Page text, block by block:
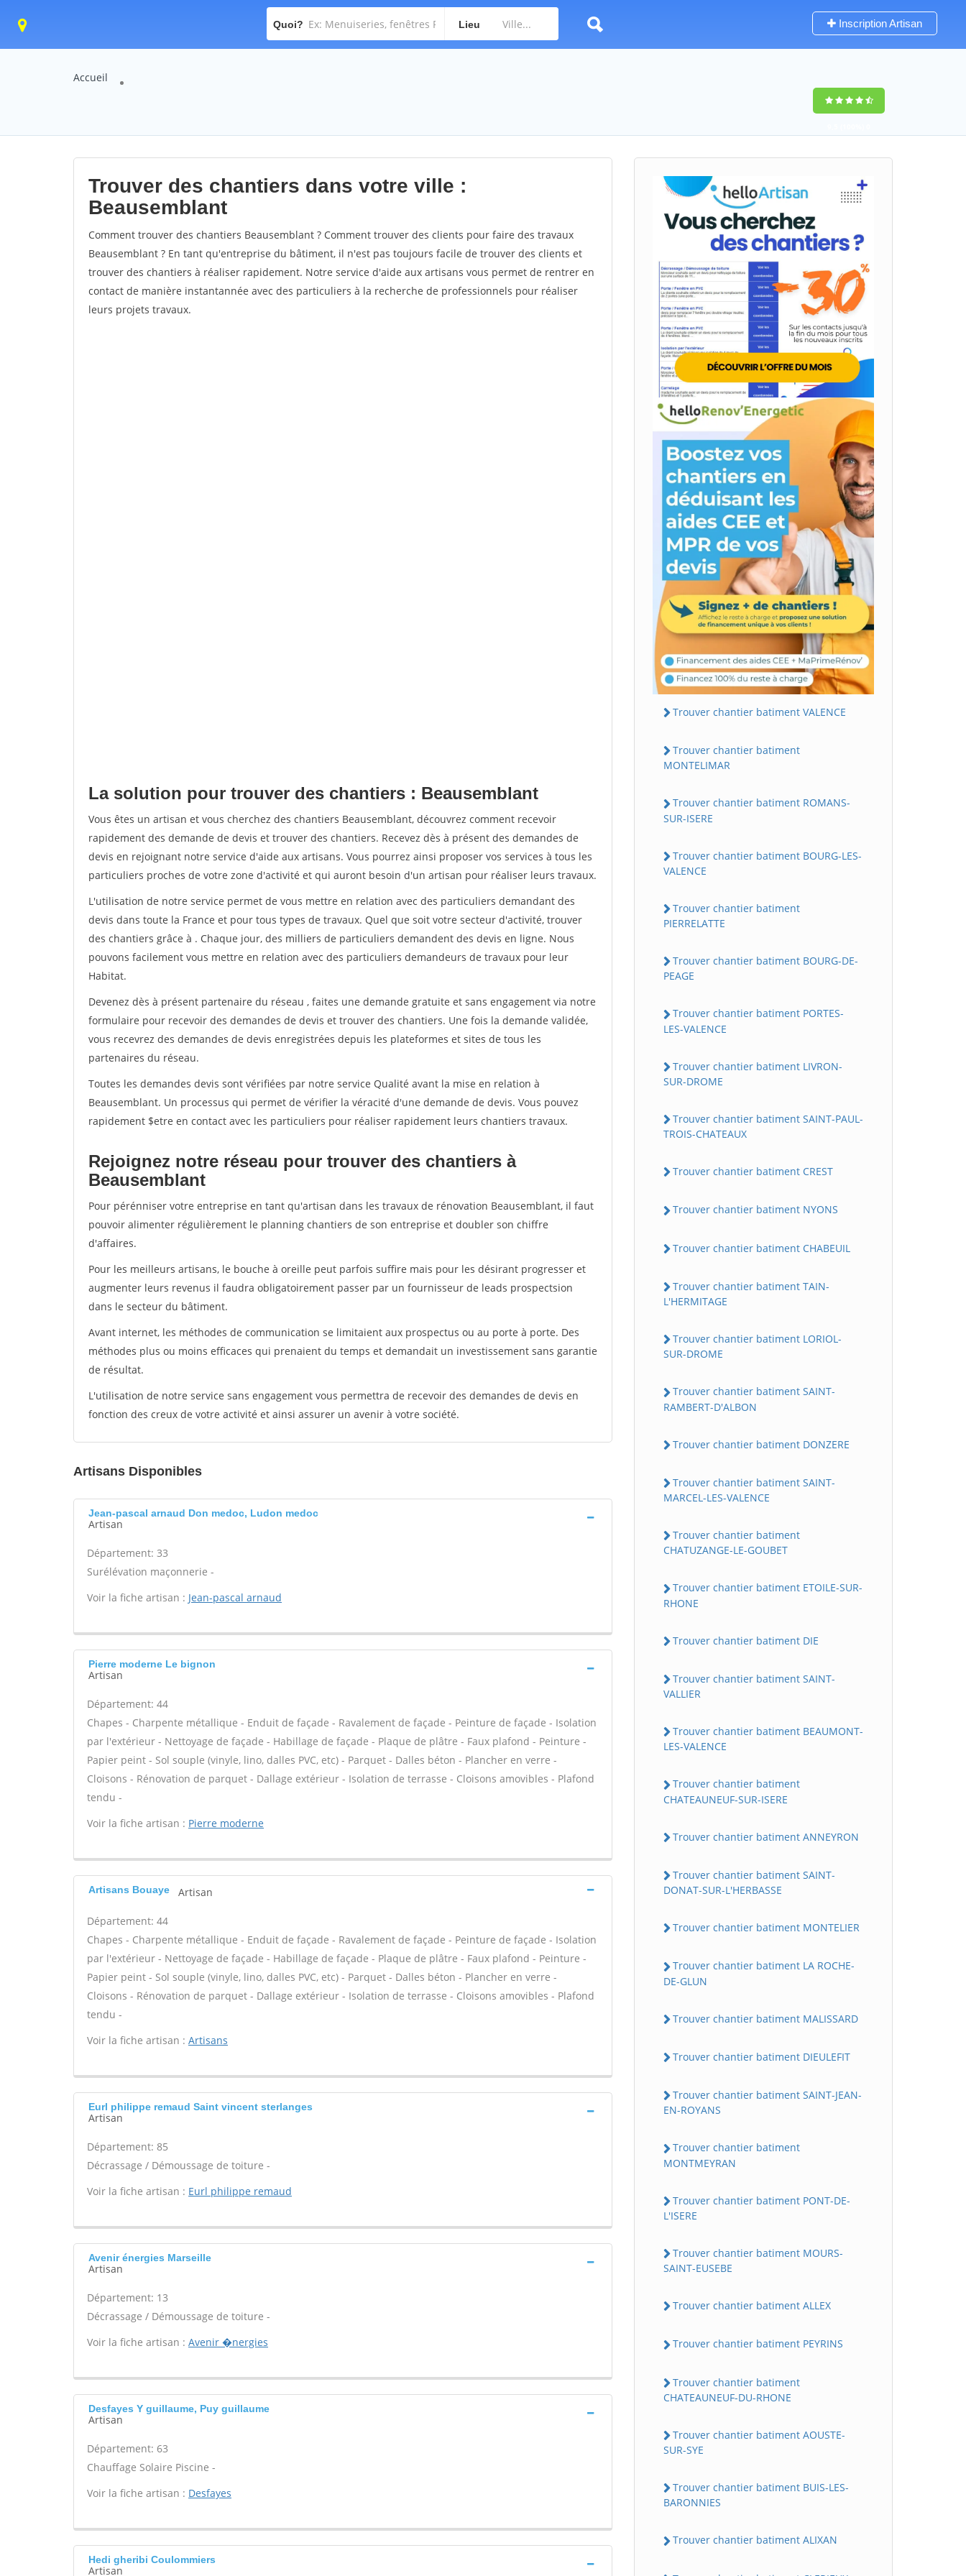
Quoi? Lieu Inscription Artisan
Accueil
Trouver des chantiers dans votre ville :
Beausemblant
Comment trouver des chantiers Beausemblant ? Comment trouver des clients pour faire des travaux
Beausemblant ? En tant qu'entreprise du bâtiment, il n'est pas toujours facile de trouver des clients et
trouver des chantiers à réaliser rapidement. Notre service d'aide aux artisans vous permet de rentrer en
contact de manière instantannée avec des particuliers à la recherche de professionnels pour réaliser
leurs projets travaux.
La solution pour trouver des chantiers : Beausemblant
Vous êtes un artisan et vous cherchez des chantiers Beausemblant, découvrez comment recevoir
rapidement des demande de devis et trouver des chantiers. Recevez dès à présent des demandes de
devis en rejoignant notre service d'aide aux artisans. Vous pourrez ainsi proposer vos services à tous les
particuliers proches de votre zone d'activité et qui auront besoin d'un artisan pour réaliser leurs travaux.
L'utilisation de notre service permet de vous mettre en relation avec des particuliers demandant des
devis dans toute la France et pour tous types de travaux. Quel que soit votre secteur d'activité, trouver
des chantiers grâce à . Chaque jour, des milliers de particuliers demandent des devis en ligne. Nous
pouvons facilement vous mettre en relation avec des particuliers demandeurs de travaux pour leur
Habitat.
Devenez dès à présent partenaire du réseau , faites une demande gratuite et sans engagement via notre
formulaire pour recevoir des demandes de devis et trouver des chantiers. Une fois la demande validée,
vous recevrez des demandes de devis enregistrées depuis les plateformes et sites de tous les
partenaires du réseau.
Toutes les demandes devis sont vérifiées par notre service Qualité avant la mise en relation à
Beausemblant. Un processus qui permet de vérifier la véracité d'une demande de devis. Vous pouvez
rapidement $etre en contact avec les particuliers pour réaliser rapidement leurs chantiers travaux.
Rejoignez notre réseau pour trouver des chantiers à
Beausemblant
Pour pérénniser votre entreprise en tant qu'artisan dans les travaux de rénovation Beausemblant, il faut
pouvoir alimenter régulièrement le planning chantiers de son entreprise et doubler son chiffre
d'affaires.
Pour les meilleurs artisans, le bouche à oreille peut parfois suffire mais pour les désirant progresser et
augmenter leurs revenus il faudra obligatoirement passer par un fournisseur de leads prospectsion
dans le secteur du bâtiment.
Avant internet, les méthodes de communication se limitaient aux prospectus ou au porte à porte. Des
méthodes plus ou moins efficaces qui prenaient du temps et demandait un investissement sans garantie
de résultat.
L'utilisation de notre service sans engagement vous permettra de recevoir des demandes de devis en
fonction des creux de votre activité et ainsi assurer un avenir à votre société.
Artisans Disponibles
Jean-pascal arnaud Don medoc, Ludon medoc
Artisan
Département: 33
Surélévation maçonnerie -
Voir la fiche artisan : Jean-pascal arnaud
Pierre moderne Le bignon
Artisan
Département: 44
Chapes - Charpente métallique - Enduit de façade - Ravalement de façade - Peinture de façade - Isolation
par l'extérieur - Nettoyage de façade - Habillage de façade - Plaque de plâtre - Faux plafond - Peinture -
Papier peint - Sol souple (vinyle, lino, dalles PVC, etc) - Parquet - Dalles béton - Plancher en verre -
Cloisons - Rénovation de parquet - Dallage extérieur - Isolation de terrasse - Cloisons amovibles - Plafond
tendu -
Voir la fiche artisan : Pierre moderne
Artisans Bouaye Artisan
Département: 44
Chapes - Charpente métallique - Enduit de façade - Ravalement de façade - Peinture de façade - Isolation
par l'extérieur - Nettoyage de façade - Habillage de façade - Plaque de plâtre - Faux plafond - Peinture -
Papier peint - Sol souple (vinyle, lino, dalles PVC, etc) - Parquet - Dalles béton - Plancher en verre -
Cloisons - Rénovation de parquet - Dallage extérieur - Isolation de terrasse - Cloisons amovibles - Plafond
tendu -
Voir la fiche artisan : Artisans
Eurl philippe remaud Saint vincent sterlanges
Artisan
Département: 85
Décrassage / Démoussage de toiture -
Voir la fiche artisan : Eurl philippe remaud
Avenir énergies Marseille
Artisan
Département: 13
Décrassage / Démoussage de toiture -
Voir la fiche artisan : Avenir �nergies
Desfayes Y guillaume, Puy guillaume
Artisan
Département: 63
Chauffage Solaire Piscine -
Voir la fiche artisan : Desfayes
Hedi gheribi Coulommiers
Artisan
Trouver chantier batiment VALENCE
Trouver chantier batiment
MONTELIMAR
Trouver chantier batiment ROMANS-
SUR-ISERE
Trouver chantier batiment BOURG-LES-
VALENCE
Trouver chantier batiment
PIERRELATTE
Trouver chantier batiment BOURG-DE-
PEAGE
Trouver chantier batiment PORTES-
LES-VALENCE
Trouver chantier batiment LIVRON-
SUR-DROME
Trouver chantier batiment SAINT-PAUL-
TROIS-CHATEAUX
Trouver chantier batiment CREST
Trouver chantier batiment NYONS
Trouver chantier batiment CHABEUIL
Trouver chantier batiment TAIN-
L'HERMITAGE
Trouver chantier batiment LORIOL-
SUR-DROME
Trouver chantier batiment SAINT-
RAMBERT-D'ALBON
Trouver chantier batiment DONZERE
Trouver chantier batiment SAINT-
MARCEL-LES-VALENCE
Trouver chantier batiment
CHATUZANGE-LE-GOUBET
Trouver chantier batiment ETOILE-SUR-
RHONE
Trouver chantier batiment DIE
Trouver chantier batiment SAINT-
VALLIER
Trouver chantier batiment BEAUMONT-
LES-VALENCE
Trouver chantier batiment
CHATEAUNEUF-SUR-ISERE
Trouver chantier batiment ANNEYRON
Trouver chantier batiment SAINT-
DONAT-SUR-L'HERBASSE
Trouver chantier batiment MONTELIER
Trouver chantier batiment LA ROCHE-
DE-GLUN
Trouver chantier batiment MALISSARD
Trouver chantier batiment DIEULEFIT
Trouver chantier batiment SAINT-JEAN-
EN-ROYANS
Trouver chantier batiment
MONTMEYRAN
Trouver chantier batiment PONT-DE-
L'ISERE
Trouver chantier batiment MOURS-
SAINT-EUSEBE
Trouver chantier batiment ALLEX
Trouver chantier batiment PEYRINS
Trouver chantier batiment
CHATEAUNEUF-DU-RHONE
Trouver chantier batiment AOUSTE-
SUR-SYE
Trouver chantier batiment BUIS-LES-
BARONNIES
Trouver chantier batiment ALIXAN